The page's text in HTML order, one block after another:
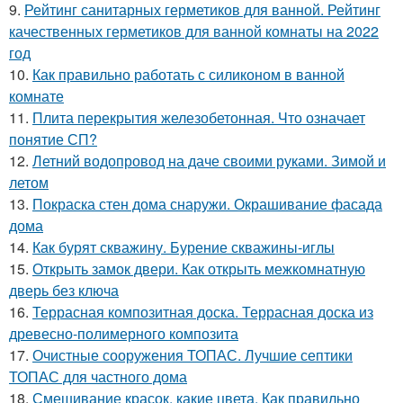
9. Рейтинг санитарных герметиков для ванной. Рейтинг
качественных герметиков для ванной комнаты на 2022
год
10. Как правильно работать с силиконом в ванной
комнате
11. Плита перекрытия железобетонная. Что означает
понятие СП?
12. Летний водопровод на даче своими руками. Зимой и
летом
13. Покраска стен дома снаружи. Окрашивание фасада
дома
14. Как бурят скважину. Бурение скважины-иглы
15. Открыть замок двери. Как открыть межкомнатную
дверь без ключа
16. Террасная композитная доска. Террасная доска из
древесно-полимерного композита
17. Очистные сооружения ТОПАС. Лучшие септики
ТОПАС для частного дома
18. Смешивание красок, какие цвета. Как правильно